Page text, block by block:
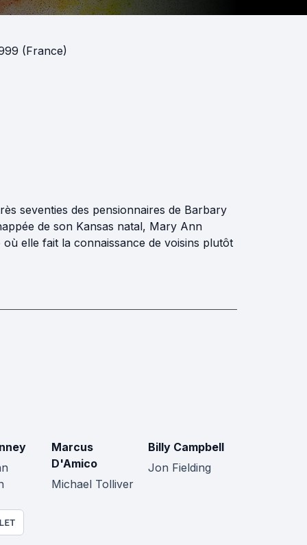
(France)
seventies des pensionnaires de Barbary
de son Kansas natal, Mary Ann
elle fait la connaissance de voisins plutôt
Marcus
D'Amico
Michael Tolliver
Billy Campbell
Jon Fielding